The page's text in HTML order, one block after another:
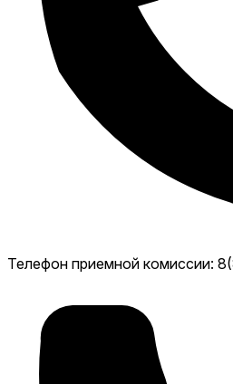
Телефон приемной комиссии: